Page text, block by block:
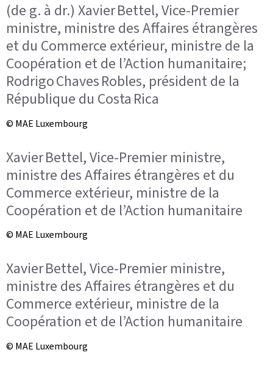
(de g. à dr.) Xavier Bettel, Vice-Premier
ministre, ministre des Affaires étrangères
et du Commerce extérieur, ministre de la
Coopération et de l’Action humanitaire;
Rodrigo Chaves Robles, président de la
République du Costa Rica
© MAE Luxembourg
Xavier Bettel, Vice-Premier ministre,
ministre des Affaires étrangères et du
Commerce extérieur, ministre de la
Coopération et de l’Action humanitaire
© MAE Luxembourg
Xavier Bettel, Vice-Premier ministre,
ministre des Affaires étrangères et du
Commerce extérieur, ministre de la
Coopération et de l’Action humanitaire
© MAE Luxembourg